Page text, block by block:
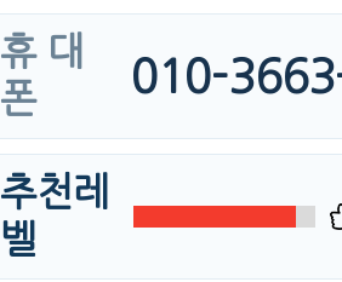
휴 대
폰
010-
추천레
벨